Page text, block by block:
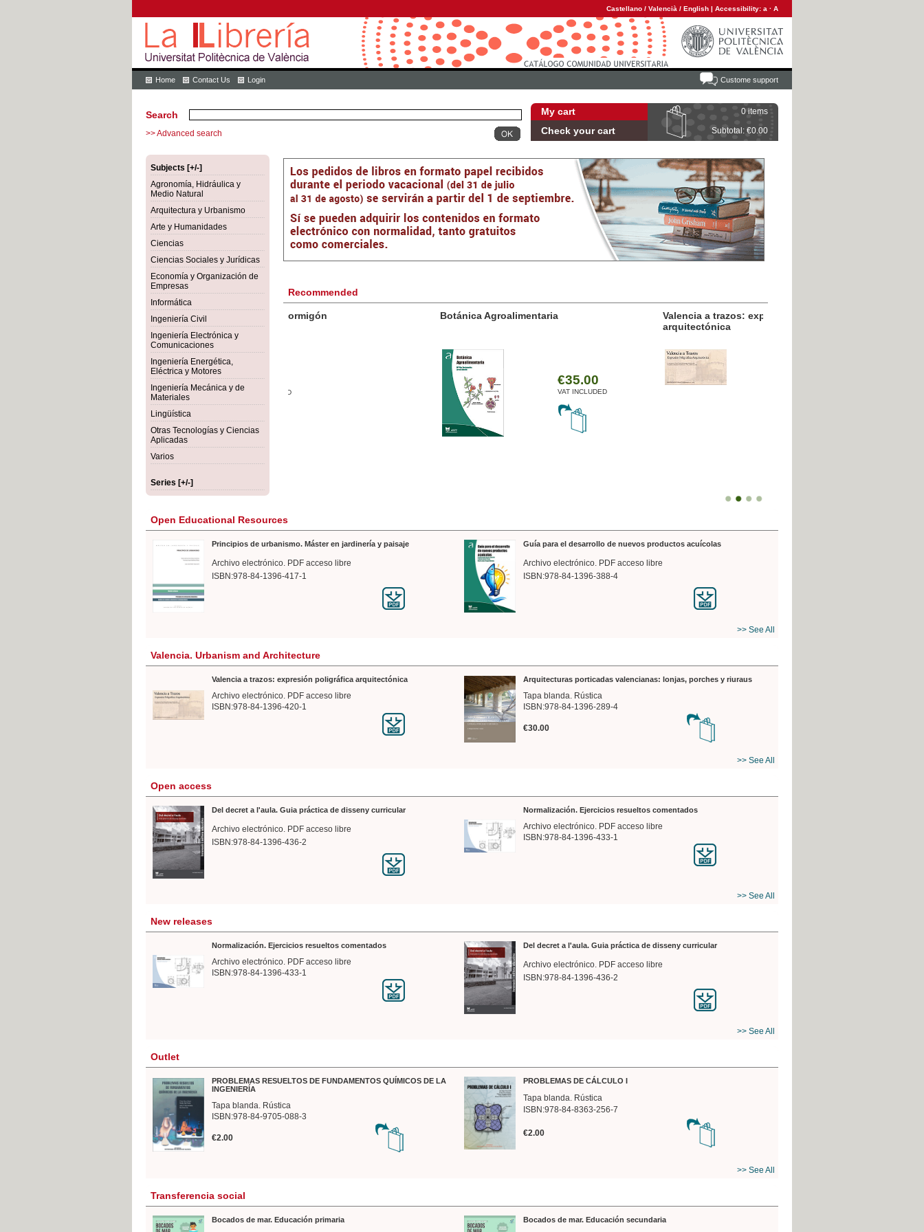
Castellano / Valencià / English | Accessibility: a · A
Custome support
Home Contact Us Login
My cart 0 items
Check your cart Subtotal: €0.00
Search
>> Advanced search
Subjects [+/-]
Agronomía, Hidráulica y
Medio Natural
Arquitectura y Urbanismo
Arte y Humanidades
Ciencias
Ciencias Sociales y Jurídicas
Economía y Organización de
Empresas
Informática
Ingeniería Civil
Ingeniería Electrónica y
Comunicaciones
Ingeniería Energética,
Eléctrica y Motores
Ingeniería Mecánica y de
Materiales
Lingüística
Otras Tecnologías y Ciencias
Aplicadas
Varios
Series [+/-]
Recommended
Botánica Agroalimentaria
VAT INCLUDED
Valencia a trazos: expresión poligráfica
Open Educational Resources
Principios de urbanismo. Máster en jardinería y paisaje
Archivo electrónico. PDF acceso libre
ISBN:978-84-1396-417-1
Guía para el desarrollo de nuevos productos acuícolas
Archivo electrónico. PDF acceso libre
ISBN:978-84-1396-388-4
>> See All
Valencia. Urbanism and Architecture
Valencia a trazos: expresión poligráfica arquitectónica
Archivo electrónico. PDF acceso libre
ISBN:978-84-1396-420-1
Arquitecturas porticadas valencianas: lonjas, porches y riuraus
Tapa blanda. Rústica
ISBN:978-84-1396-289-4
€30.00
>> See All
Open access
Del decret a l'aula. Guia práctica de disseny curricular
Archivo electrónico. PDF acceso libre
ISBN:978-84-1396-436-2
Normalización. Ejercicios resueltos comentados
Archivo electrónico. PDF acceso libre
ISBN:978-84-1396-433-1
>> See All
New releases
Normalización. Ejercicios resueltos comentados
Archivo electrónico. PDF acceso libre
ISBN:978-84-1396-433-1
Del decret a l'aula. Guia práctica de disseny curricular
Archivo electrónico. PDF acceso libre
ISBN:978-84-1396-436-2
>> See All
Outlet
PROBLEMAS RESUELTOS DE FUNDAMENTOS QUÍMICOS DE LA
INGENIERÍA
Tapa blanda. Rústica
ISBN:978-84-9705-088-3
€2.00
PROBLEMAS DE CÁLCULO I
Tapa blanda. Rústica
ISBN:978-84-8363-256-7
€2.00
>> See All
Transferencia social
Bocados de mar. Educación primaria Bocados de mar. Educación secundaria